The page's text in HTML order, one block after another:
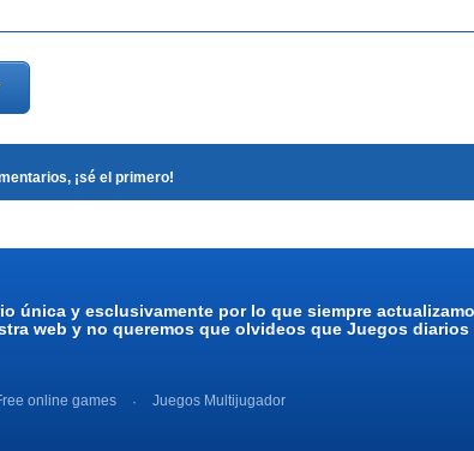
¡sé el primero!
única y esclusivamente por lo que siempre
web y no queremos que olvideos que Juegos
online games Juegos Multijugador